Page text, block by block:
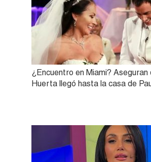
¿Encuentro en Miami? Aseguran
Huerta llegó hasta la casa de